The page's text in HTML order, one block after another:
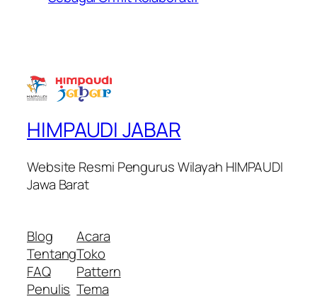
HIMPAUDI JABAR
Website Resmi Pengurus Wilayah HIMPAUDI
Jawa Barat
Blog
Tentang
FAQ
Penulis
Acara
Toko
Pattern
Tema